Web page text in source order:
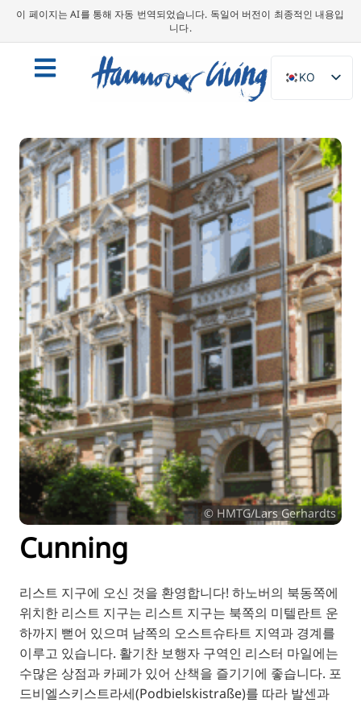
이 페이지는 AI를 통해 자동 번역되었습니다. 독일어 버전이 최종적인 내용입
니다.
KO
DE
NL
PL
ES
DA
SV
FR
RU
FI
ZH
JA
UK
BG
© HMTG/Lars Gerhardts
Cunning
리스트 지구에 오신 것을 환영합니다! 하노버의 북동쪽에
위치한 리스트 지구는 리스트 지구는 북쪽의 미텔란트 운
하까지 뻗어 있으며 남쪽의 오스트슈타트 지역과 경계를
이루고 있습니다. 활기찬 보행자 구역인 리스터 마일에는
수많은 상점과 카페가 있어 산책을 즐기기에 좋습니다. 포
드비엘스키스트라세(Podbielskistraße)를 따라 발센과